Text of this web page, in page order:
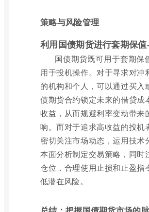
策略与风险管理
利用国债期货进行套期保
国债期货既可用于套期保
用于投机操作。对于寻求对冲
的机构和个人，可以通过买入
债期货合约锁定未来的借贷成
收益，从而规避利率变动带来
响。而对于追求高收益的投机
密切关注市场动态，运用技术
本面分析制定交易策略，同时
仓位，合理使用止损和止盈指
低潜在风险。